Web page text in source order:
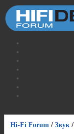
Hi-Fi Forum / Звук /